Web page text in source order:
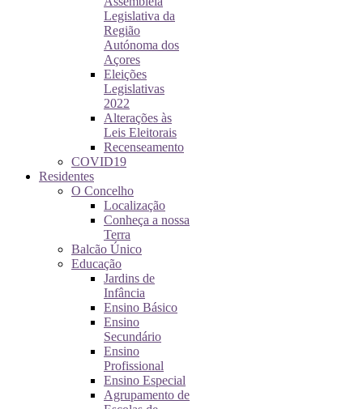
Legislativa da
Região
Autónoma dos
Açores
Eleições
Legislativas
2022
Alterações às
Leis Eleitorais
Recenseamento
COVID19
Residentes
O Concelho
Localização
Conheça a nossa
Terra
Balcão Único
Educação
Jardins de
Infância
Ensino Básico
Ensino
Secundário
Ensino
Profissional
Ensino Especial
Agrupamento de